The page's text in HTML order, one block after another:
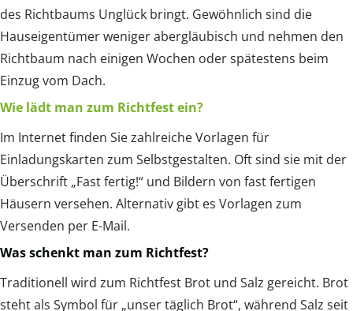
des Richtbaums Unglück bringt. Gewöhnlich sind die
Hauseigentümer weniger abergläubisch und nehmen den
Richtbaum nach einigen Wochen oder spätestens beim
Einzug vom Dach.
Wie lädt man zum Richtfest ein?
Im Internet finden Sie zahlreiche Vorlagen für
Einladungskarten zum Selbstgestalten. Oft sind sie mit der
Überschrift „Fast fertig!“ und Bildern von fast fertigen
Häusern versehen. Alternativ gibt es Vorlagen zum
Versenden per E-Mail.
Was schenkt man zum Richtfest?
Traditionell wird zum Richtfest Brot und Salz gereicht. Brot
steht als Symbol für „unser täglich Brot“, während Salz seit